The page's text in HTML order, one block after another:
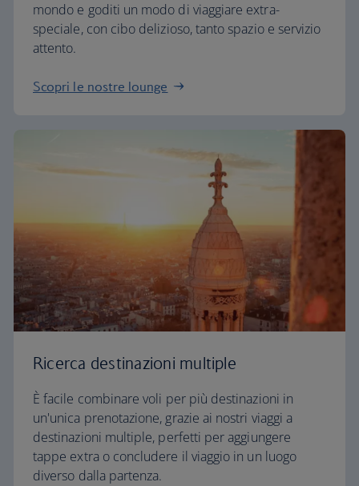
mondo e goditi un modo di viaggiare extra-
speciale, con cibo delizioso, tanto spazio e servizio
attento.
Scopri le nostre lounge
Ricerca destinazioni multiple
È facile combinare voli per più destinazioni in
un'unica prenotazione, grazie ai nostri viaggi a
destinazioni multiple, perfetti per aggiungere
tappe extra o concludere il viaggio in un luogo
diverso dalla partenza.